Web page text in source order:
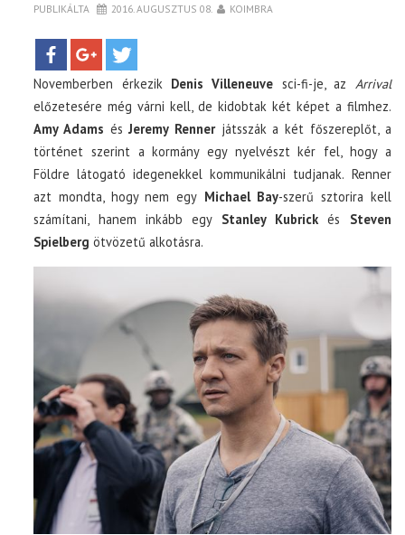
PÓLÓ RENDELÉS
PUBLIKÁLTA 2016. AUGUSZTUS 08. KOIMBRA
Novemberben érkezikDenis Villeneuve sci-fi-je, az Arrival
előzetesére még várni kell, de kidobtak két képet a filmhez.
Amy Adams és Jeremy Rennerjátsszák a két főszereplőt, a
történet szerint a kormány egy nyelvészt kér fel, hogy a
Földre látogató idegenekkel kommunikálni tudjanak. Renner
azt mondta, hogy nem egyMichael Bay-szerű sztorira kell
számítani, hanem inkább egy Stanley Kubrickés Steven
Spielberg ötvözetű alkotásra.